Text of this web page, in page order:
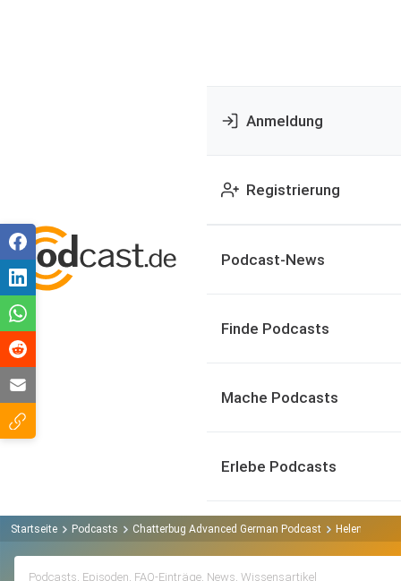
Anmeldung
Registrierung
Podcast-News
Finde Podcasts
Mache Podcasts
Erlebe Podcasts
Startseite Podcasts Chatterbug Advanced German Podcast Helene Lange